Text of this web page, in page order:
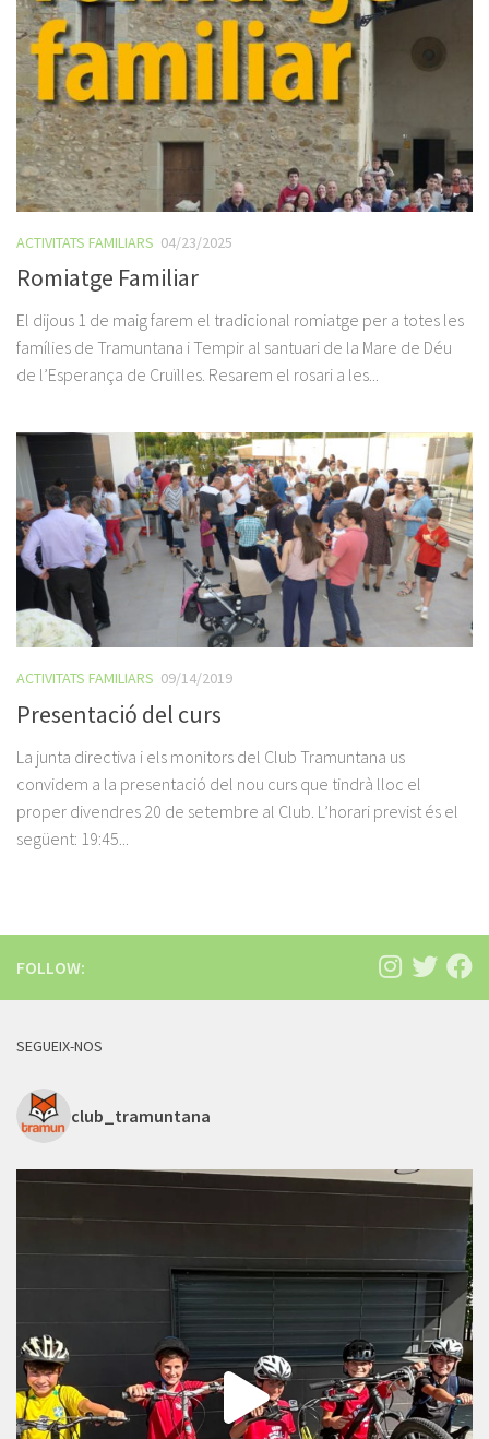
ACTIVITATS FAMILIARS 04/23/2025
Romiatge Familiar
El dijous 1 de maig farem el tradicional romiatge per a totes les
famílies de Tramuntana i Tempir al santuari de la Mare de Déu
de l’Esperança de Cruïlles. Resarem el rosari a les...
ACTIVITATS FAMILIARS 09/14/2019
Presentació del curs
La junta directiva i els monitors del Club Tramuntana us
convidem a la presentació del nou curs que tindrà lloc el
proper divendres 20 de setembre al Club. L’horari previst és el
següent: 19:45...
FOLLOW:
SEGUEIX-NOS
club_tramuntana